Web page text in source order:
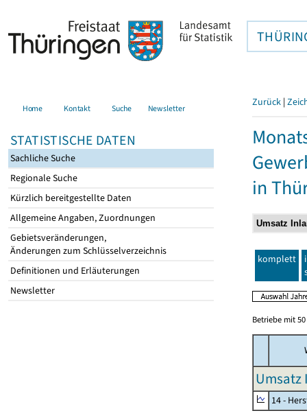
Home Kontakt Suche Newsletter
STATISTISCHE DATEN
Sachliche Suche
Regionale Suche
Kürzlich bereitgestellte Daten
Allgemeine Angaben, Zuordnungen
Gebietsveränderungen,
Änderungen zum Schlüsselverzeichnis
Definitionen und Erläuterungen
Newsletter
Zurück |
in
komplett
Betriebe mit
Umsatz
14 -